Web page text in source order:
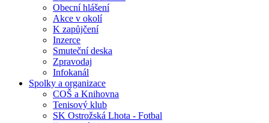
Obecní hlášení
Akce v okolí
K zapůjčení
Inzerce
Smuteční deska
Zpravodaj
Infokanál
Spolky a organizace
COŠ a Knihovna
Tenisový klub
SK Ostrožská Lhota - Fotbal